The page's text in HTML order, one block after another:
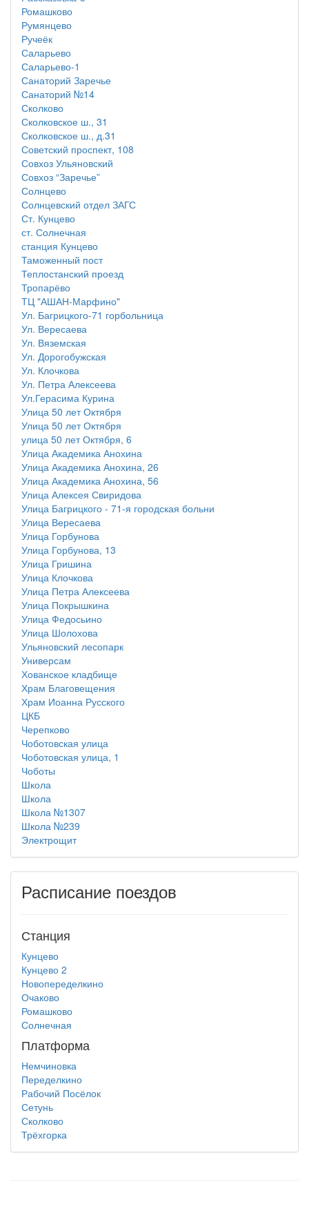
Ромашково
Румянцево
Ручеёк
Саларьево
Саларьево-1
Санаторий Заречье
Санаторий №14
Сколково
Сколковское ш., 31
Сколковское ш., д.31
Советский проспект, 108
Совхоз Ульяновский
Совхоз “Заречье”
Солнцево
Солнцевский отдел ЗАГС
Ст. Кунцево
ст. Солнечная
станция Кунцево
Таможенный пост
Теплостанский проезд
Тропарёво
ТЦ "АШАН-Марфино"
Ул. Багрицкого-71 горбольница
Ул. Вересаева
Ул. Вяземская
Ул. Дорогобужская
Ул. Клочкова
Ул. Петра Алексеева
Ул.Герасима Курина
Улица 50 лет Октября
Улица 50 лет Октября
улица 50 лет Октября, 6
Улица Академика Анохина
Улица Академика Анохина, 26
Улица Академика Анохина, 56
Улица Алексея Свиридова
Улица Багрицкого - 71-я городская больни
Улица Вересаева
Улица Горбунова
Улица Горбунова, 13
Улица Гришина
Улица Клочкова
Улица Петра Алексеева
Улица Покрышкина
Улица Федосьино
Улица Шолохова
Ульяновский лесопарк
Универсам
Хованское кладбище
Храм Благовещения
Храм Иоанна Русского
ЦКБ
Черепково
Чоботовская улица
Чоботовская улица, 1
Чоботы
Школа
Школа
Школа №1307
Школа №239
Электрощит
Расписание поездов
Станция
Кунцево
Кунцево 2
Новопеределкино
Очаково
Ромашково
Солнечная
Платформа
Немчиновка
Переделкино
Рабочий Посёлок
Сетунь
Сколково
Трёхгорка